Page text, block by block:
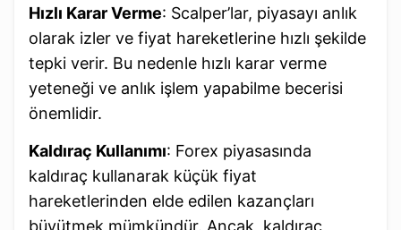
Hızlı Karar Verme: Scalper’lar, piyasayı anlık
olarak izler ve fiyat hareketlerine hızlı şekilde
tepki verir. Bu nedenle hızlı karar verme
yeteneği ve anlık işlem yapabilme becerisi
önemlidir.
Kaldıraç Kullanımı: Forex piyasasında
kaldıraç kullanarak küçük fiyat
hareketlerinden elde edilen kazançları